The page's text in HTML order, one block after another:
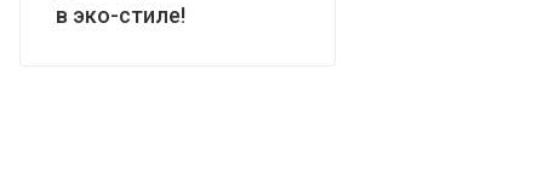
в эко-стиле!